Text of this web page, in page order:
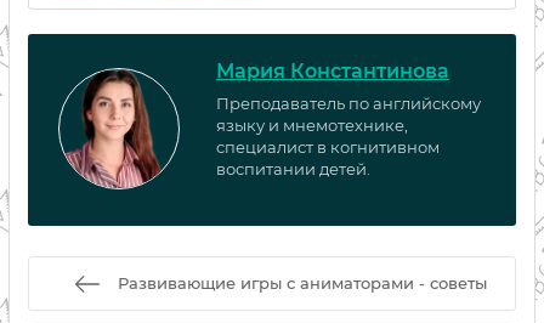
Мария Константинова
Преподаватель по английскому
языку и мнемотехнике,
специалист в когнитивном
воспитании детей.
Развивающие игры с аниматорами - советы